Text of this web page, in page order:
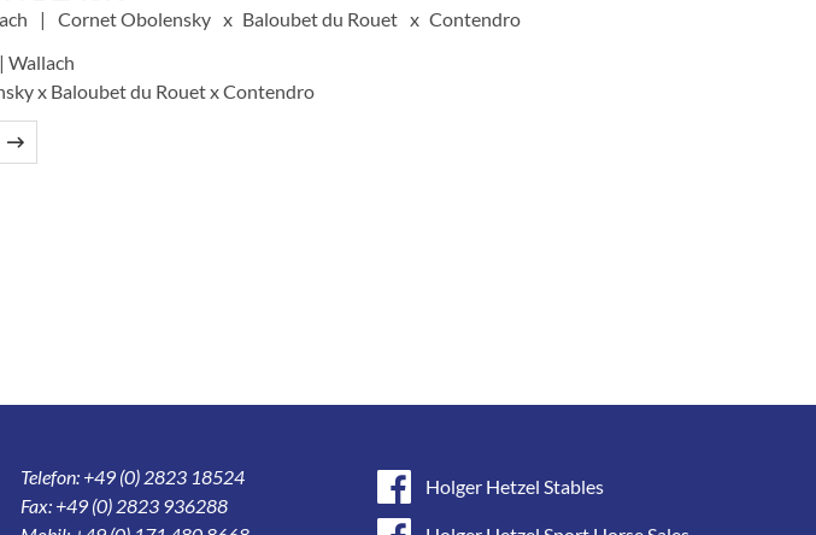
Cornet Obolensky Baloubet du Rouet
Contendro
Wallach
x Baloubet du Rouet x Contendro
Telefon: +49 (0) 2823 18524
Fax: +49 (0) 2823 936288
Holger Hetzel Stables